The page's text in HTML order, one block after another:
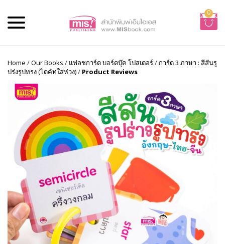
0
Home /Our Books / แฟลชการ์ด บอร์ดบุ๊ค โปสเตอร์/ การ์ด 3 ภาษา : สีสันรู
ปร่งรูปทรง (ไดคัทใส่ห่วง)/ Product Reviews